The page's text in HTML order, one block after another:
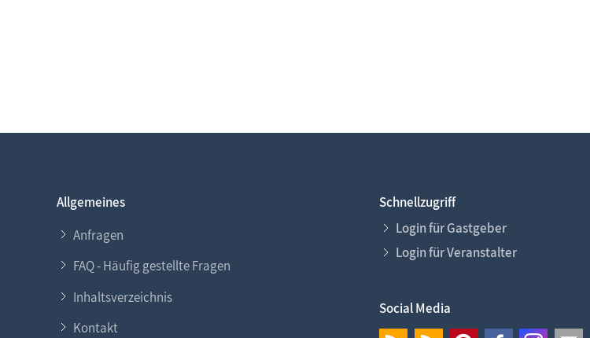
Allgemeines
Anfragen
FAQ - Häufig gestellte Fragen
Inhaltsverzeichnis
Kontakt
Schnellzugriff
Login für Gastgeber
Login für Veranstalter
Social Media